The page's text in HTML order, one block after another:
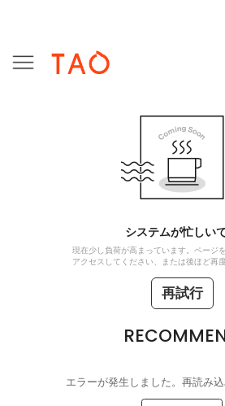
システムが忙しい
現在少し負荷が高まっています。ページ
アクセスしてください、または後ほど再
再試行
エラーが発生しました。再読み